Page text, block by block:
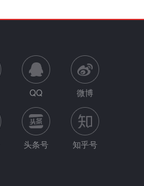
QQ 微博
头条号 知乎号